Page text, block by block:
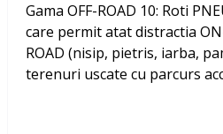
Gama OFF-ROAD 10: Roti
care permit atat distractia
ROAD (nisip, pietris, iarba,
terenuri uscate cu parcurs